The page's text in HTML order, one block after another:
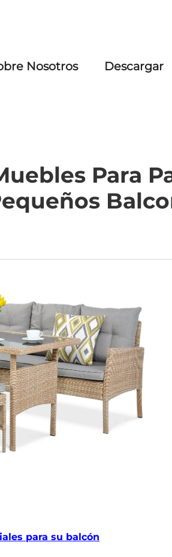
Nosotros Descargar
Para
para su balcón